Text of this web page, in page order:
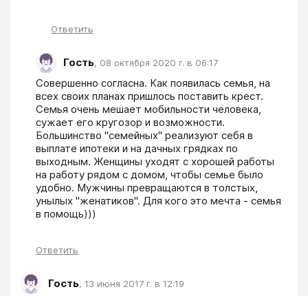
Ответить
Гость, 08 октября 2020 г. в 06:17
Совершенно согласна. Как появилась семья, на
всех своих планах пришлось поставить крест.
Семья очень мешает мобильности человека,
сужает его кругозор и возможности.
Большинство "семейных" реализуют себя в
выплате ипотеки и на дачных грядках по
выходным. Женщины уходят с хорошей работы
на работу рядом с домом, чтобы семье было
удобно. Мужчины превращаются в толстых,
унылых "женатиков". Для кого это мечта - семья
в помощь)))
Ответить
Гость, 13 июня 2017 г. в 12:19